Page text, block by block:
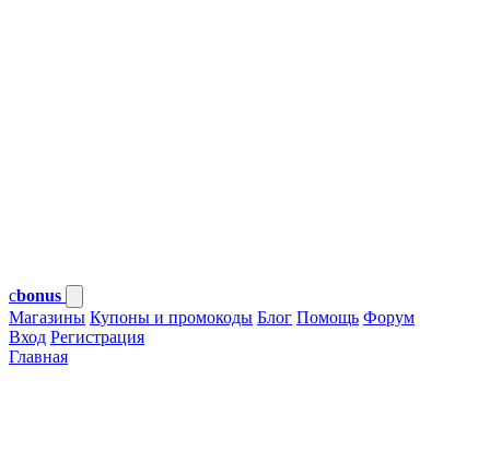
cbonus
Магазины Купоны и промокоды Блог Помощь Форум
Вход Регистрация
Главная